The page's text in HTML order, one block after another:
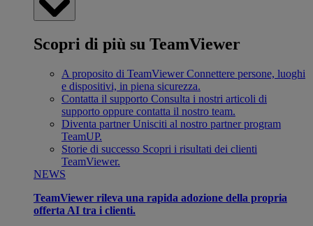
Scopri di più su TeamViewer
A proposito di TeamViewer Connettere persone, luoghi
e dispositivi, in piena sicurezza.
Contatta il supporto Consulta i nostri articoli di
supporto oppure contatta il nostro team.
Diventa partner Unisciti al nostro partner program
TeamUP.
Storie di successo Scopri i risultati dei clienti
TeamViewer.
NEWS
TeamViewer rileva una rapida adozione della propria
offerta AI tra i clienti.